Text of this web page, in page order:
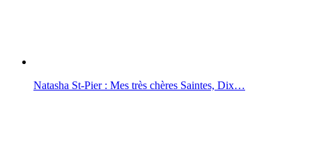
Natasha St-Pier : Mes très chères Saintes, Dix…